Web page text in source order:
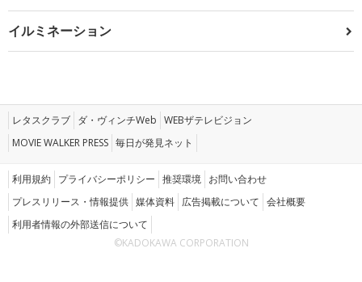
イルミネーション
レタスクラブ ダ・ヴィンチWeb WEBザテレビジョン
MOVIE WALKER PRESS 毎日が発見ネット
利用規約 プライバシーポリシー 推奨環境 お問い合わせ
プレスリリース・情報提供 媒体資料 広告掲載について 会社概要
利用者情報の外部送信について
©KADOKAWA CORPORATION